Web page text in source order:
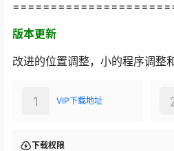
版本更新
改进的位置调整，小的程序调整
VIP下载地址
1
下载权限